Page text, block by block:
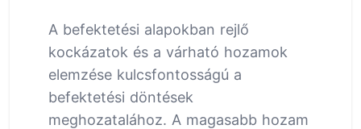
A befektetési alapokban rejlő
kockázatok és a várható hozamok
elemzése kulcsfontosságú a
befektetési döntések
meghozatalához. A magasabb hozam